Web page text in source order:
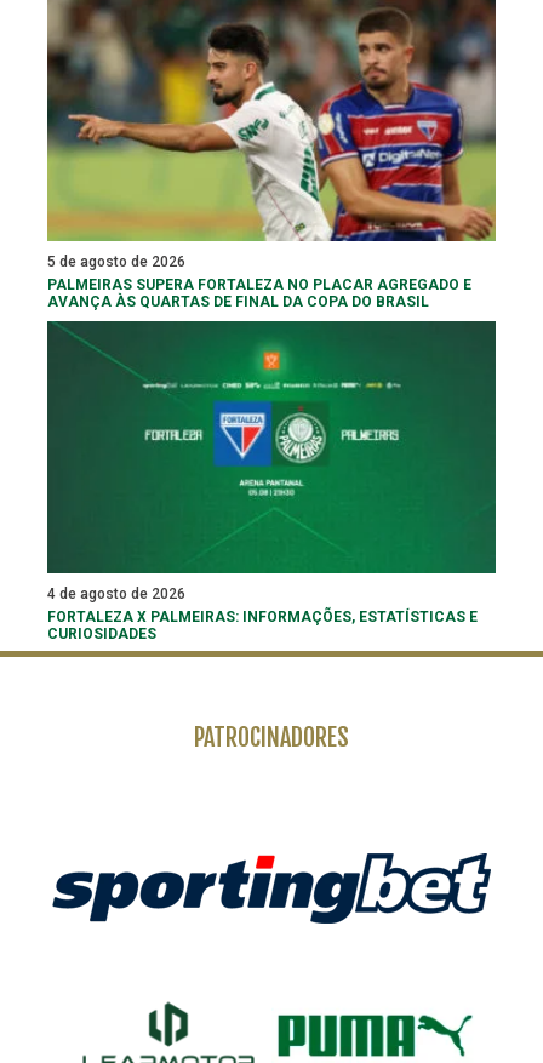
5 de agosto de 2026
PALMEIRAS SUPERA FORTALEZA NO PLACAR AGREGADO E
AVANÇA ÀS QUARTAS DE FINAL DA COPA DO BRASIL
4 de agosto de 2026
FORTALEZA X PALMEIRAS: INFORMAÇÕES, ESTATÍSTICAS E
CURIOSIDADES
PATROCINADORES